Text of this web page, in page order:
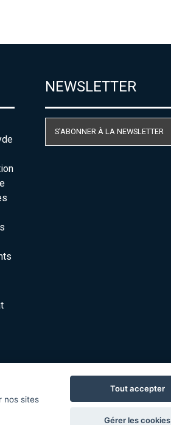
NEWSLETTER
S'ABONNER À LA NEWSLETTER
nos sites
Tout accepter
Gérer les cookies